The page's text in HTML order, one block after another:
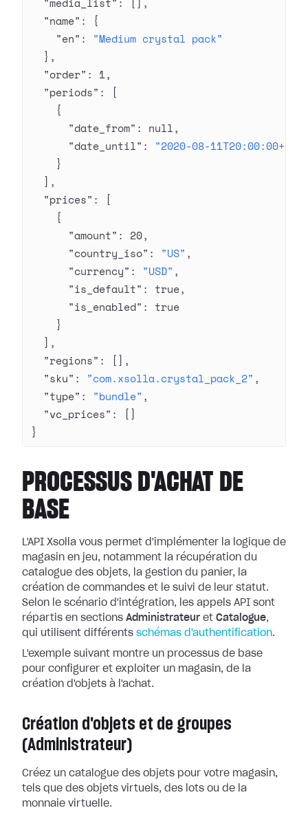
  "name"
: {
    "en"
: "Medium crystal pack"
  },
  "order"
: 1,
  "periods"
: [
    {
      "date_from"
: null,
      "date_until"
: "2020-08-
    }
  ],
  "prices"
: [
    {
      "amount"
: 20,
      "country_iso"
: "US" ,
      "currency"
: "USD" ,
      "is_default"
: true,
      "is_enabled"
: true
    }
  ],
  "regions"
: [],
  "sku"
: "com.xsolla.crystal_pack_2" ,
  "type"
: "bundle" ,
  "vc_prices"
: []
}
PROCESSUS D'ACHAT DE
BASE
L'API Xsolla vous permet d'implémenter la logique de
magasin en jeu, notamment la récupération du
catalogue des objets, la gestion du panier, la
création de commandes et le suivi de leur statut.
Selon le scénario d'intégration, les appels API sont
répartis en sections Administrateur et Catalogue,
qui utilisent différents schémas d'authentification.
L'exemple suivant montre un processus de base
pour configurer et exploiter un magasin, de la
création d'objets à l'achat.
Création d'objets et de groupes
(Administrateur)
Créez un catalogue des objets pour votre magasin,
tels que des objets virtuels, des lots ou de la
monnaie virtuelle.